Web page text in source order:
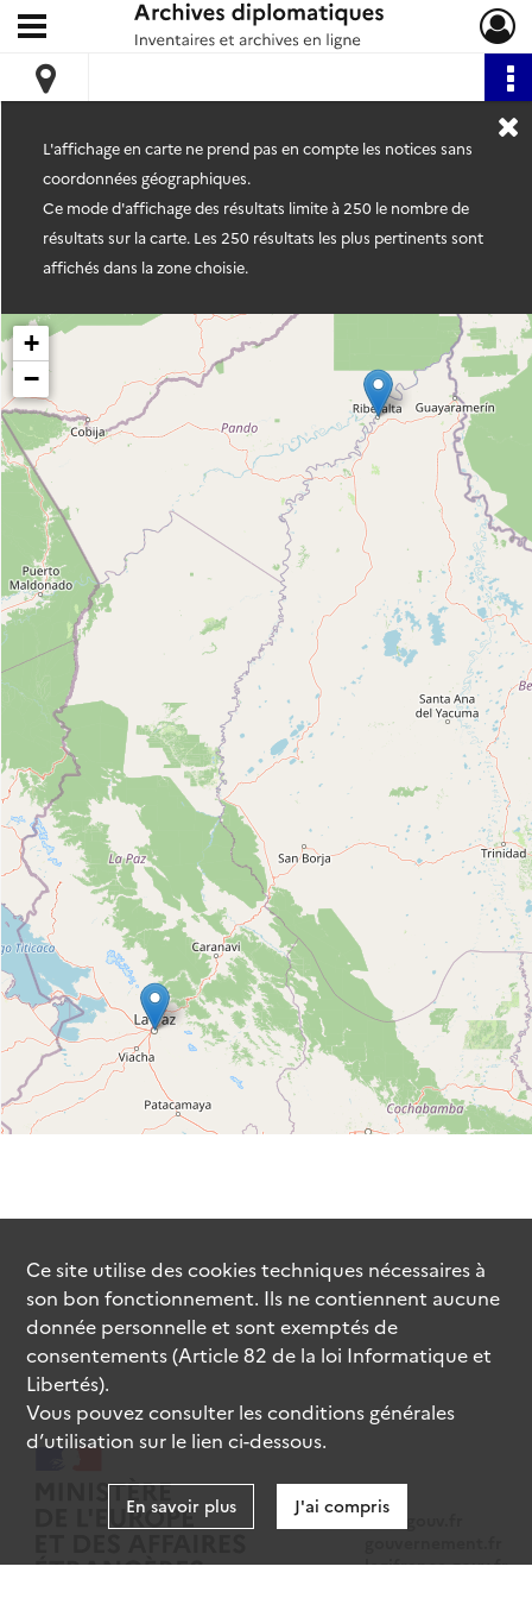
Archives diplomatiques
Ouvrir le menu déroulant
L'affichage en carte ne prend pas en compte les notices sans
coordonnées géographiques.
Ce mode d'affichage des résultats limite à 250 le nombre de
résultats sur la carte. Les 250 résultats les plus pertinents sont
affichés dans la zone choisie.
+
−
data.gouv.fr
legifrance.gouv.fr
Ce site utilise descookiestechniques nécessaires à
son bon fonctionnement. Ils ne contiennent aucune
donnée personnelle et sont exemptés de
consentements (Article 82 de la loi Informatique et
Libertés).
Vous pouvez consulter les conditions générales
d’utilisation sur le lien ci-dessous.
En savoir plus J'ai compris